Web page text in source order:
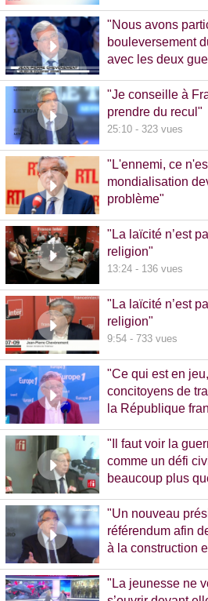
"Nous avons
bouleversement
avec les deux
"Je conseille à
prendre du recul"
25:10 - 323 vues
"L'ennemi, ce
mondialisation
problème"
"La laïcité n’est
religion"
13:24 - 136 vues
"La laïcité n’est
religion"
9:54 - 733 vues
"Ce qui est en
concitoyens de
la République
"Il faut voir la
comme un défi
beaucoup plus
"Un nouveau
référendum afin
à la construction
"La jeunesse ne